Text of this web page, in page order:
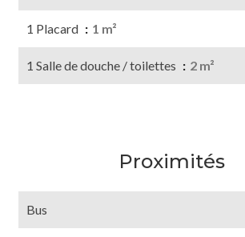
1 Placard 1 m²
1 Salle de douche / toilettes 2 m²
Proximités
Bus